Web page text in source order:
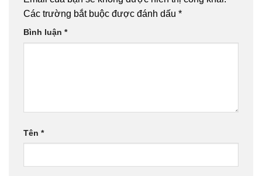
Các trường bắt buộc được đánh dấu *
Bình luận *
Tên *